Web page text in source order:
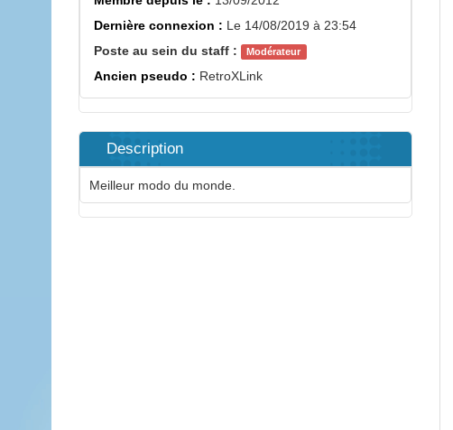
Dernière connexion : Le 14/08/2019 à 23:54
Poste au sein du staff :
Modérateur
Ancien pseudo : RetroXLink
Description
Meilleur modo du monde.